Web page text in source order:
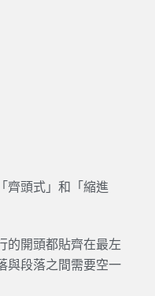
齊頭式」和「縮進
的開頭都貼齊在最左
與段落之間需要空一